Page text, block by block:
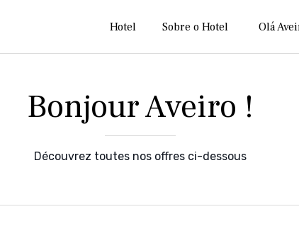
Hotel Sobre o Hotel Olá
Bonjour Aveiro !
Découvrez toutes nos offres ci-dessous